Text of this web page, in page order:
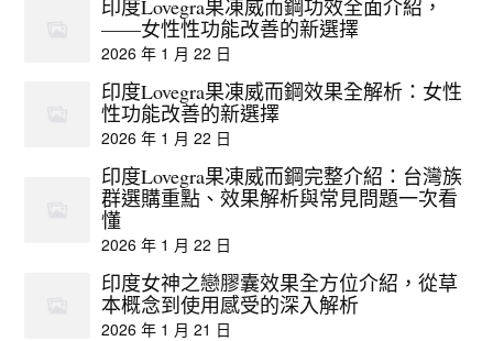
印度Lovegra果凍威而鋼功效全面介紹，
——女性性功能改善的新選擇
2026 年 1 月 22 日
印度Lovegra果凍威而鋼效果全解析：女性
性功能改善的新選擇
2026 年 1 月 22 日
印度Lovegra果凍威而鋼完整介紹：台灣族
群選購重點、效果解析與常見問題一次看
懂
2026 年 1 月 22 日
印度女神之戀膠囊效果全方位介紹，從草
本概念到使用感受的深入解析
2026 年 1 月 21 日